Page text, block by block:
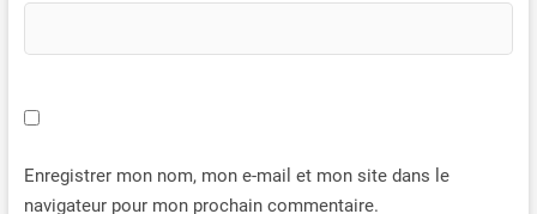
Enregistrer mon nom, mon e-mail et mon site dans le
navigateur pour mon prochain commentaire.